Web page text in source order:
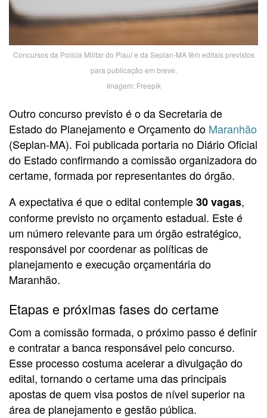
Concursos da Polícia Militar do Piauí e da Seplan-MA têm editais previstos
para publicação em breve.
Imagem: Freepik
Outro concurso previsto é o da Secretaria de
Estado do Planejamento e Orçamento do Maranhão
(Seplan-MA). Foi publicada portaria no Diário Oficial
do Estado confirmando a comissão organizadora do
certame, formada por representantes do órgão.
A expectativa é que o edital contemple30 vagas,
conforme previsto no orçamento estadual. Este é
um número relevante para um órgão estratégico,
responsável por coordenar as políticas de
planejamento e execução orçamentária do
Maranhão.
Etapas e próximas fases do certame
Com a comissão formada, o próximo passo é definir
e contratar a banca responsável pelo concurso.
Esse processo costuma acelerar a divulgação do
edital, tornando o certame uma das principais
apostas de quem visa postos de nível superior na
área de planejamento e gestão pública.